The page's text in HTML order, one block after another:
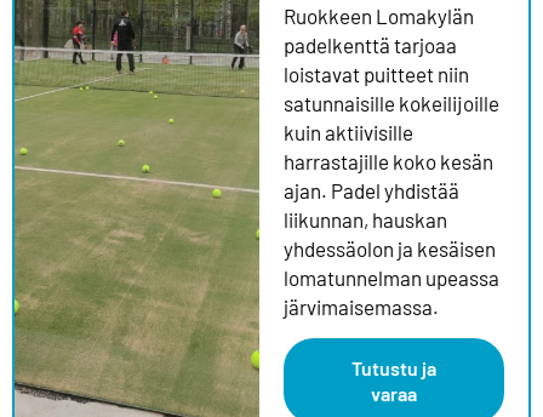
Ruokkeen Lomakylän
padelkenttä tarjoaa
loistavat puitteet niin
satunnaisille kokeilijoille
kuin aktiivisille
harrastajille koko kesän
ajan. Padel yhdistää
liikunnan, hauskan
yhdessäolon ja kesäisen
lomatunnelman upeassa
järvimaisemassa.
Tutustu ja
varaa